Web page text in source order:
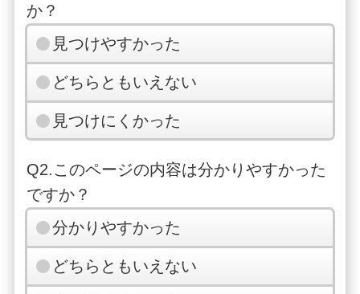
か？
見つけやすかった
どちらともいえない
見つけにくかった
Q2.このページの内容は分かりやすかった
ですか？
分かりやすかった
どちらともいえない